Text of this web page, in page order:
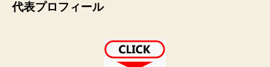
代表プロフィール